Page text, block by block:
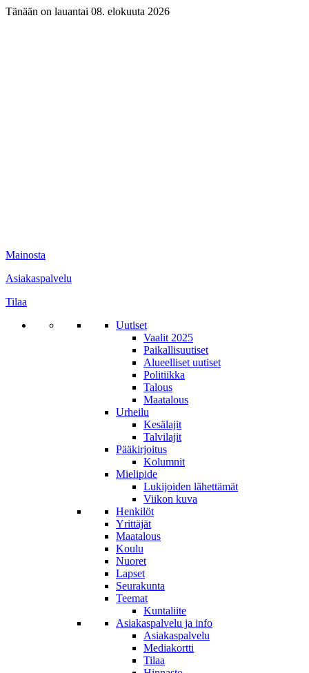
Tänään on lauantai 08. elokuuta 2026
Mainosta
Asiakaspalvelu
Tilaa
Uutiset
Vaalit 2025
Paikallisuutiset
Alueelliset uutiset
Politiikka
Talous
Maatalous
Urheilu
Kesälajit
Talvilajit
Pääkirjoitus
Kolumnit
Mielipide
Lukijoiden lähettämät
Viikon kuva
Henkilöt
Yrittäjät
Maatalous
Koulu
Nuoret
Lapset
Seurakunta
Teemat
Kuntaliite
Asiakaspalvelu ja info
Asiakaspalvelu
Mediakortti
Tilaa